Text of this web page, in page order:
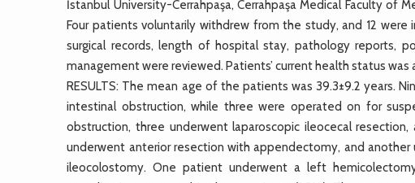
İstanbul University-Cerrahpaşa, Cerrahpaşa Medical Faculty of
Four patients voluntarily withdrew from the study, and 12
surgical records, length of hospital stay, pathology reports,
management were reviewed. Patients’ current health status
RESULTS: The mean age of the patients was 39.3±9.2 years.
intestinal obstruction, while three were operated on for
obstruction, three underwent laparoscopic ileocecal
underwent anterior resection with appendectomy, and
ileocolostomy. One patient underwent a left